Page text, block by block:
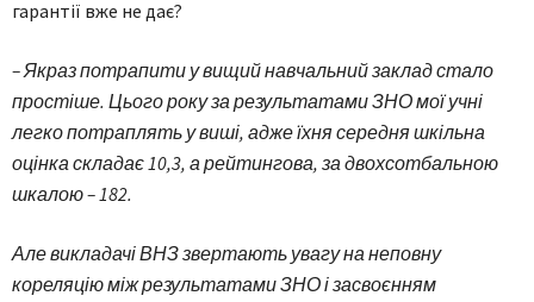
гарантії вже не дає?
– Якраз потрапити у вищий нав­чальний заклад стало
простіше. Цього року за результатами ЗНО мої учні
легко потраплять у виші, адже їхня середня шкільна
оцінка складає 10,3, а рейтингова, за двохсотбальною
шкалою – 182.
Але викладачі ВНЗ звертають увагу на неповну
кореляцію між результатами ЗНО і засвоєнням